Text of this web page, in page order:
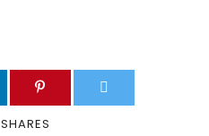
SHARES